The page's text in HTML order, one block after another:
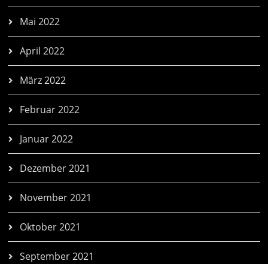
Mai 2022
April 2022
März 2022
Februar 2022
Januar 2022
Dezember 2021
November 2021
Oktober 2021
September 2021